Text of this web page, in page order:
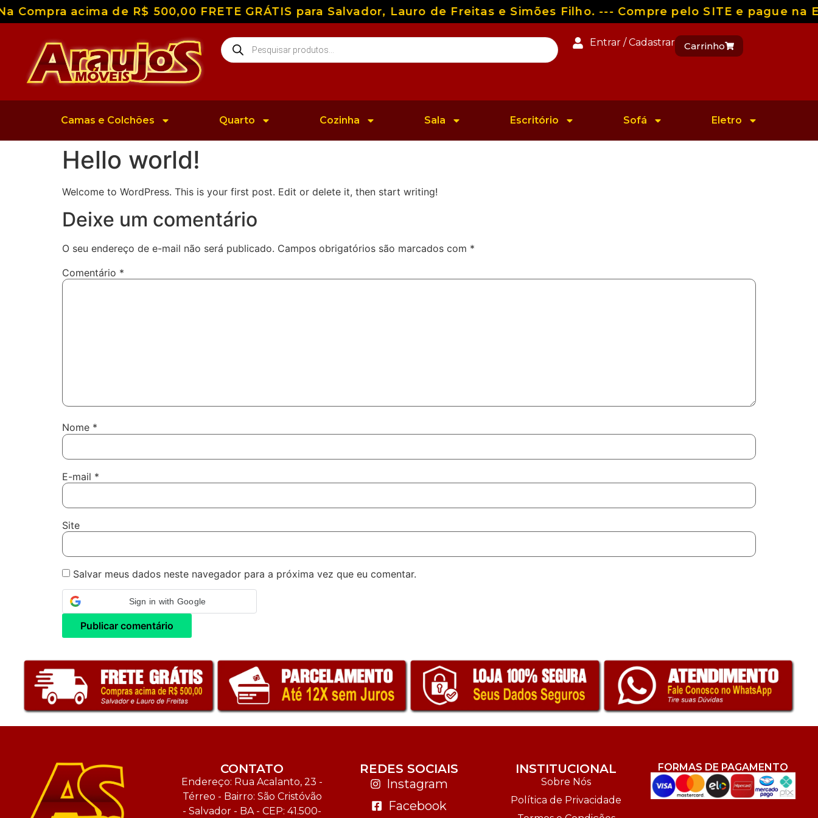
acima de R$ 500,00 FRETE GRÁTIS para Salvador, Lauro de Freitas e Simões Filho. --- Compre pelo SITE e pague
Entrar / Cadastrar Carrinho
Camas e Colchões Quarto Cozinha Sala Escritório Sofá Eletro
Hello world!
Welcome to WordPress. This is your first post. Edit or delete it, then start writing!
Deixe um comentário
O seu endereço de e-mail não será publicado. Campos obrigatórios são marcados com *
Comentário *
Nome *
E-mail *
Site
Salvar meus dados neste navegador para a próxima vez que eu comentar.
Sign in with Google
CONTATO
Endereço: Rua Acalanto, 23 -
Térreo - Bairro: São Cristóvão
- Salvador - BA - CEP: 41.500-
REDES SOCIAIS
Instagram
Facebook
INSTITUCIONAL
Sobre Nós
Política de Privacidade
FORMAS DE PAGAMENTO